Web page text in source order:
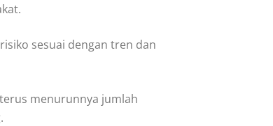
sesuai dengan tren dan
menurunnya jumlah